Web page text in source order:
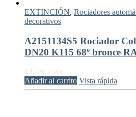
EXTINCIÓN, Rociadores
decorativos
A2151134S5 Rociador
DN20 K115 68º bronce
13,78€ + IVA
Añadir al carrito Vista rápida